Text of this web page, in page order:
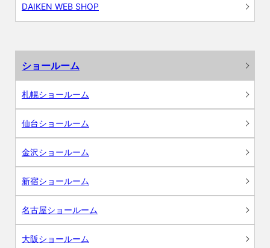
DAIKEN WEB SHOP
ショールーム
札幌ショールーム
仙台ショールーム
金沢ショールーム
新宿ショールーム
名古屋ショールーム
大阪ショールーム